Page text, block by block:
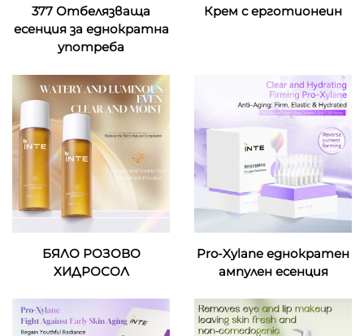
377 Отбелязваща
есенция за еднократна
употреба
Крем с ерготионеин
БЯЛО РОЗОВО
ХИДРОСОЛ
Pro-Xylane еднократен
ампулен есенция